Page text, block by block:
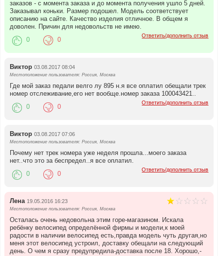
заказов - с момента заказа и до момента получения ушло 5 дней.
Заказывал коньки. Размер подошел. Модель соответствует
описанию на сайте. Качество изделия отличное. В общем я
доволен. Причин для недовольств не имею.
Ответить/дополнить отзыв
0 0
Виктор 03.08.2017 08:04
Местоположение пользователя: Россия, Москва
Где мой заказ педали велго лу 895 н.я все оплатил обещали трек
номер отслеживание,его нет вообще.номер заказа 100043421..
Ответить/дополнить отзыв
0 0
Виктор 03.08.2017 07:06
Местоположение пользователя: Россия, Москва
Почему нет трек номера уже неделя прошла...моего заказа
нет..что это за беспредел..я все оплатил.
Ответить/дополнить отзыв
0 0
Лена 19.05.2016 16:23
Местоположение пользователя: Россия, Москва
Осталась очень недовольна этим горе-магазином. Искала
ребёнку велосипед определённой фирмы и модели,к моей
радости в наличии велосипед есть,правда модель чуть другая,но
меня этот велосипед устроил, доставку обещали на следующий
день. О чем я сразу предупредила-доставка после 18. Хорошо,-